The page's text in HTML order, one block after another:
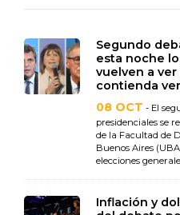
Segundo
esta noche
vuelven a ver
contienda
08 OCT - El
presidenciales se
de la Facultad de
Buenos Aires
elecciones
Inflación y